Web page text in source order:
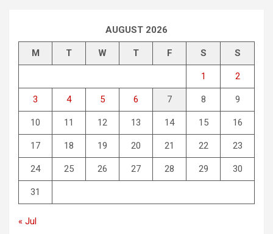
AUGUST 2026
M T W T F S S
1 2
3 4 5 6 7 8 9
10 11 12 13 14 15 16
17 18 19 20 21 22 23
24 25 26 27 28 29 30
31
« Jul